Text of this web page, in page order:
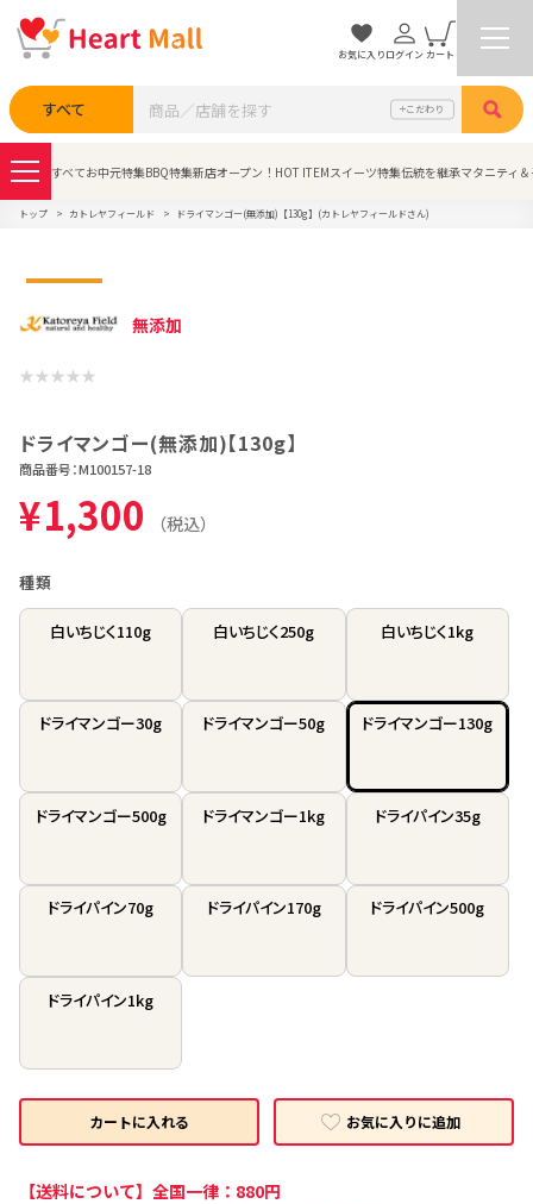
すべて こだわり
お気に入りログイン カート
すべてお中元特集BBQ特集新店オープン！ HOT ITEM スイーツ特集伝統を継承マタニティ
トップ カトレヤフィールド ドライマンゴー(無添加)【130g】(カトレヤフィールドさん)
無添加
ドライマンゴー(無添加)【130g】
商品番号：M100157-18
¥1,300 （税込）
種類
白いちじく110g 白いちじく250g 白いちじく1kg
ドライマンゴー30g ドライマンゴー50g ドライマンゴー130g
ドライマンゴー500g ドライマンゴー1kg ドライパイン35g
ドライパイン70g ドライパイン170g ドライパイン500g
ドライパイン1kg
カートに入れる お気に入りに追加
【送料について】全国一律：880円